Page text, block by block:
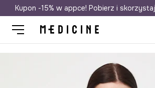
Darmowa dostawa do
Kupon -15% w appce! Pobierz i